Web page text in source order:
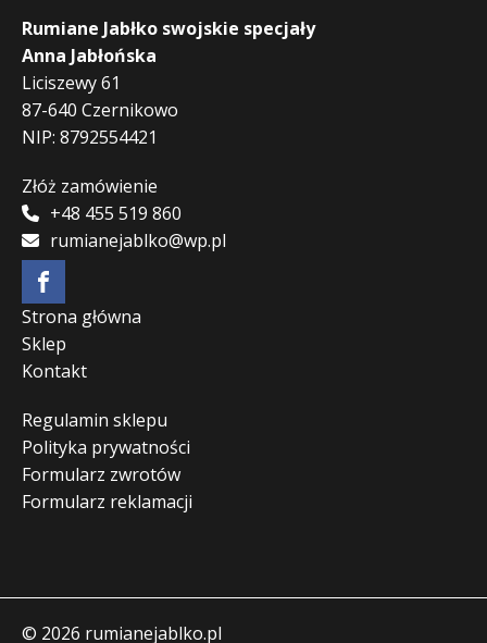
Rumiane Jabłko swojskie specjały
Anna Jabłońska
Liciszewy 61
87-640 Czernikowo
NIP: 8792554421
Złóż zamówienie
+48 455 519 860
rumianejablko@wp.pl
Strona główna
Sklep
Kontakt
Regulamin sklepu
Polityka prywatności
Formularz zwrotów
Formularz reklamacji
© 2026 rumianejablko.pl